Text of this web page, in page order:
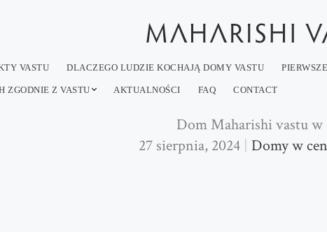
VASTU DLACZEGO LUDZIE KOCHAJĄ DOMY VASTU
ZGODNIE Z VASTU AKTUALNOŚCI FAQ CONTACT
Dom Maharishi vastu
27 sierpnia, 2024 Domy w